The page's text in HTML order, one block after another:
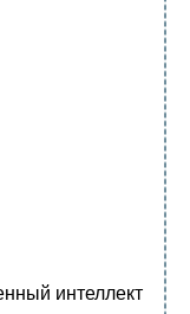
интеллект